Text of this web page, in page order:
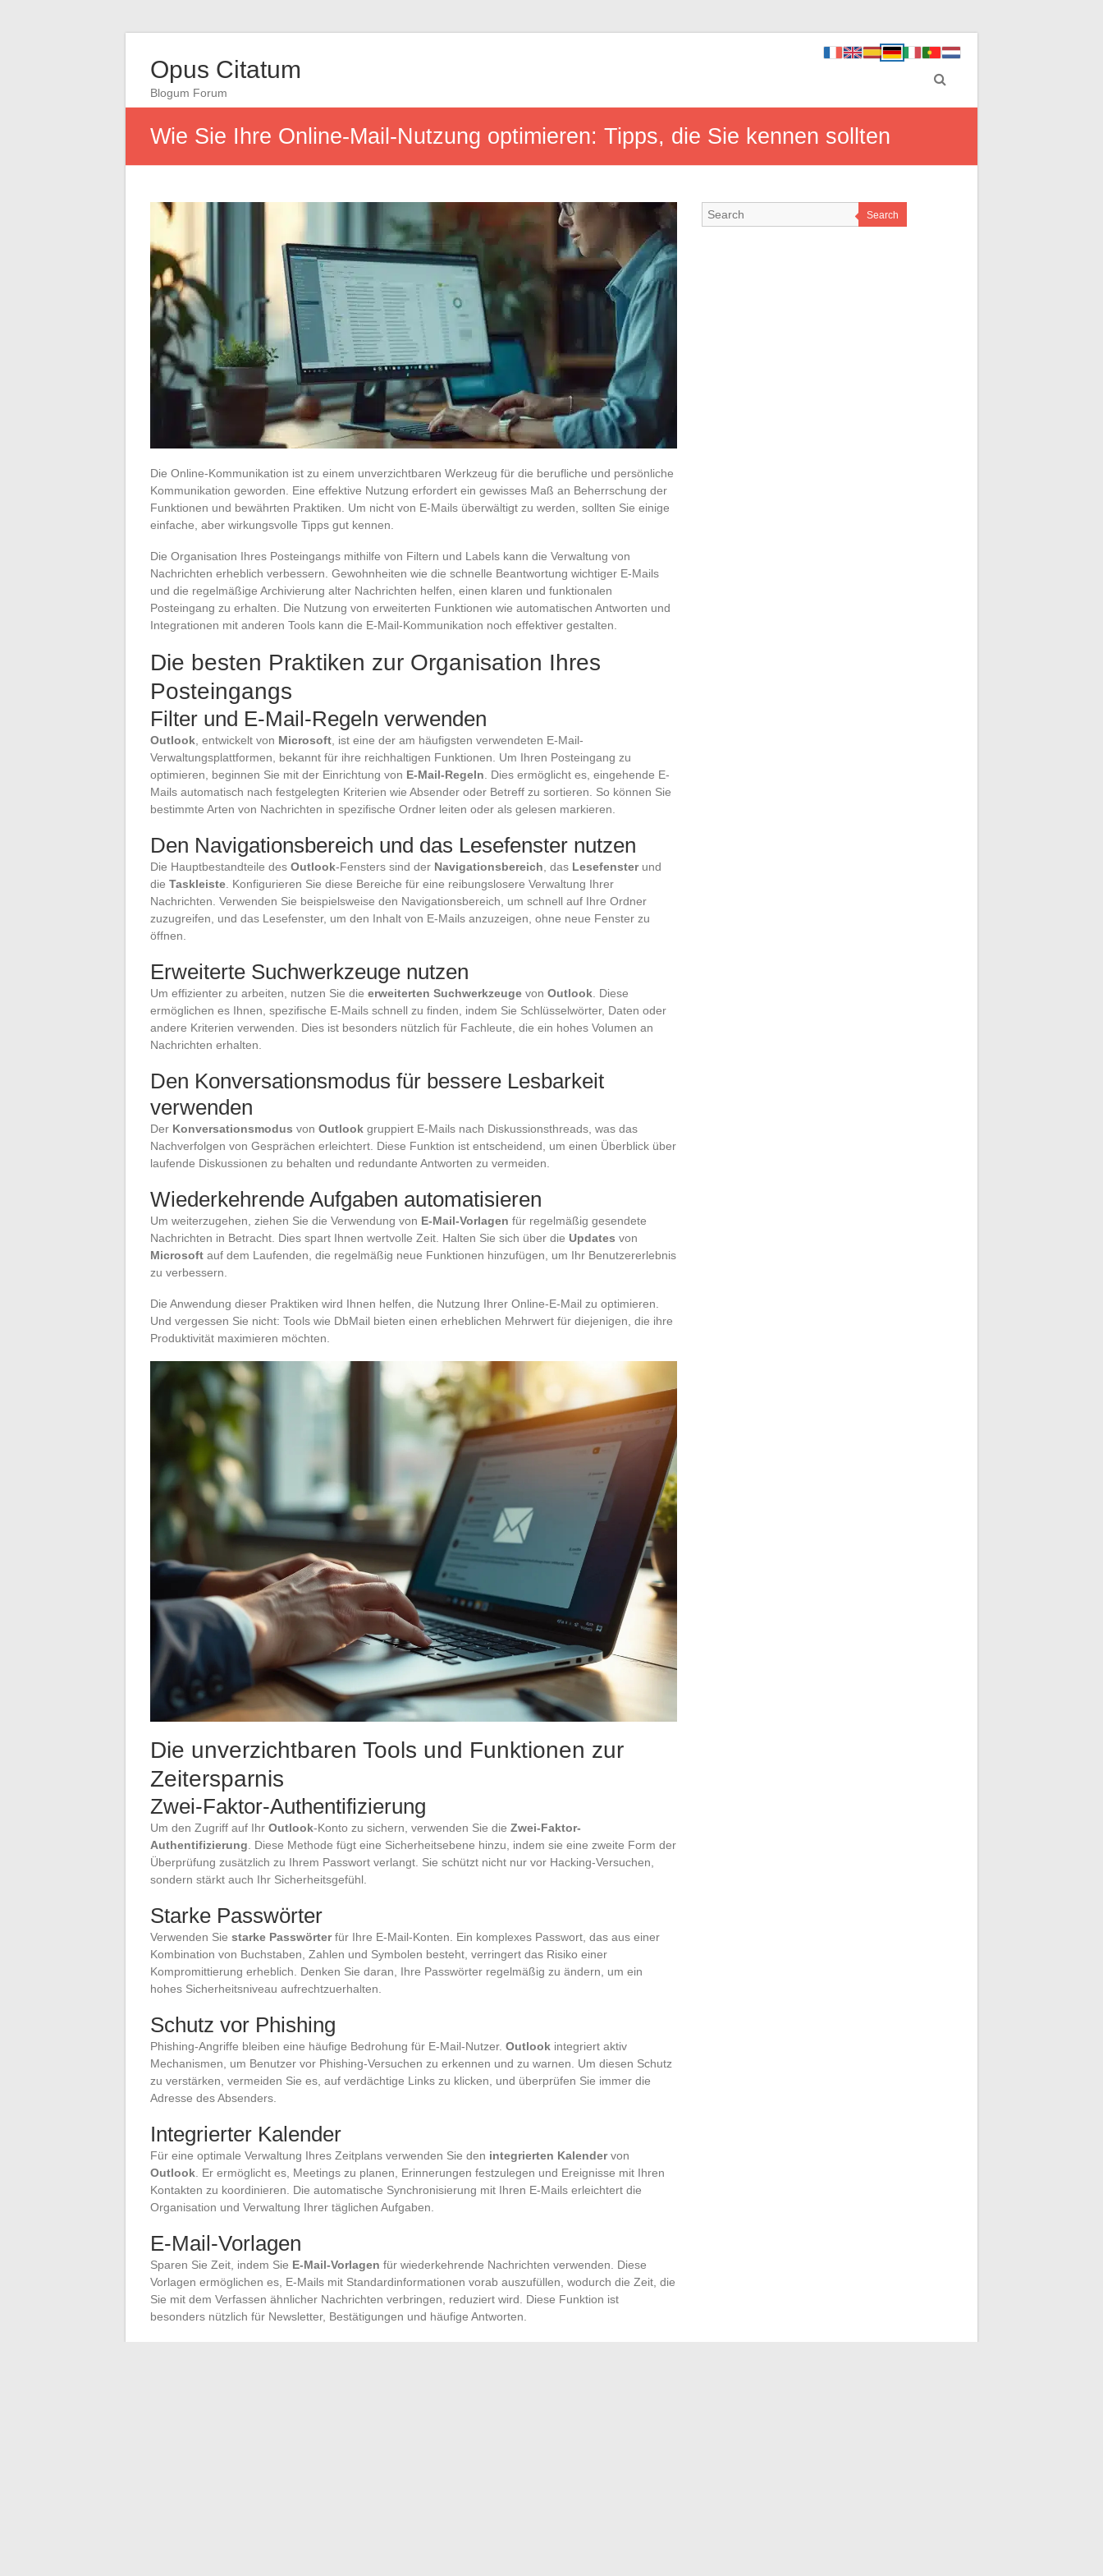
Opus Citatum
Blogum Forum
Wie Sie Ihre Online-Mail-Nutzung optimieren: Tipps, die Sie kennen sollten
Die Online-Kommunikation ist zu einem unverzichtbaren Werkzeug für die berufliche und persönliche
Kommunikation geworden. Eine effektive Nutzung erfordert ein gewisses Maß an Beherrschung der
Funktionen und bewährten Praktiken. Um nicht von E-Mails überwältigt zu werden, sollten Sie einige
einfache, aber wirkungsvolle Tipps gut kennen.
Die Organisation Ihres Posteingangs mithilfe von Filtern und Labels kann die Verwaltung von
Nachrichten erheblich verbessern. Gewohnheiten wie die schnelle Beantwortung wichtiger E-Mails
und die regelmäßige Archivierung alter Nachrichten helfen, einen klaren und funktionalen
Posteingang zu erhalten. Die Nutzung von erweiterten Funktionen wie automatischen Antworten und
Integrationen mit anderen Tools kann die E-Mail-Kommunikation noch effektiver gestalten.
Die besten Praktiken zur Organisation Ihres
Posteingangs
Filter und E-Mail-Regeln verwenden
Outlook , entwickelt von Microsoft , ist eine der am häufigsten verwendeten E-Mail-
Verwaltungsplattformen, bekannt für ihre reichhaltigen Funktionen. Um Ihren Posteingang zu
optimieren, beginnen Sie mit der Einrichtung von E-Mail-Regeln . Dies ermöglicht es, eingehende E-
Mails automatisch nach festgelegten Kriterien wie Absender oder Betreff zu sortieren. So können Sie
bestimmte Arten von Nachrichten in spezifische Ordner leiten oder als gelesen markieren.
Den Navigationsbereich und das Lesefenster nutzen
Die Hauptbestandteile des Outlook-Fensters sind der Navigationsbereich , das Lesefensterund
die Taskleiste . Konfigurieren Sie diese Bereiche für eine reibungslosere Verwaltung Ihrer
Nachrichten. Verwenden Sie beispielsweise den Navigationsbereich, um schnell auf Ihre Ordner
zuzugreifen, und das Lesefenster, um den Inhalt von E-Mails anzuzeigen, ohne neue Fenster zu
öffnen.
Erweiterte Suchwerkzeuge nutzen
Um effizienter zu arbeiten, nutzen Sie die erweiterten Suchwerkzeuge von Outlook . Diese
ermöglichen es Ihnen, spezifische E-Mails schnell zu finden, indem Sie Schlüsselwörter, Daten oder
andere Kriterien verwenden. Dies ist besonders nützlich für Fachleute, die ein hohes Volumen an
Nachrichten erhalten.
Den Konversationsmodus für bessere Lesbarkeit
verwenden
Der Konversationsmodus von Outlook gruppiert E-Mails nach Diskussionsthreads, was das
Nachverfolgen von Gesprächen erleichtert. Diese Funktion ist entscheidend, um einen Überblick über
laufende Diskussionen zu behalten und redundante Antworten zu vermeiden.
Wiederkehrende Aufgaben automatisieren
Um weiterzugehen, ziehen Sie die Verwendung von E-Mail-Vorlagen für regelmäßig gesendete
Nachrichten in Betracht. Dies spart Ihnen wertvolle Zeit. Halten Sie sich über die Updates von
Microsoft auf dem Laufenden, die regelmäßig neue Funktionen hinzufügen, um Ihr Benutzererlebnis
zu verbessern.
Die Anwendung dieser Praktiken wird Ihnen helfen, die Nutzung Ihrer Online-E-Mail zu optimieren.
Und vergessen Sie nicht: Tools wie DbMail bieten einen erheblichen Mehrwert für diejenigen, die ihre
Produktivität maximieren möchten.
Die unverzichtbaren Tools und Funktionen zur
Zeitersparnis
Zwei-Faktor-Authentifizierung
Um den Zugriff auf Ihr Outlook-Konto zu sichern, verwenden Sie die Zwei-Faktor-
Authentifizierung . Diese Methode fügt eine Sicherheitsebene hinzu, indem sie eine zweite Form der
Überprüfung zusätzlich zu Ihrem Passwort verlangt. Sie schützt nicht nur vor Hacking-Versuchen,
sondern stärkt auch Ihr Sicherheitsgefühl.
Starke Passwörter
Verwenden Sie starke Passwörterfür Ihre E-Mail-Konten. Ein komplexes Passwort, das aus einer
Kombination von Buchstaben, Zahlen und Symbolen besteht, verringert das Risiko einer
Kompromittierung erheblich. Denken Sie daran, Ihre Passwörter regelmäßig zu ändern, um ein
hohes Sicherheitsniveau aufrechtzuerhalten.
Schutz vor Phishing
Phishing-Angriffe bleiben eine häufige Bedrohung für E-Mail-Nutzer. Outlook integriert aktiv
Mechanismen, um Benutzer vor Phishing-Versuchen zu erkennen und zu warnen. Um diesen Schutz
zu verstärken, vermeiden Sie es, auf verdächtige Links zu klicken, und überprüfen Sie immer die
Adresse des Absenders.
Integrierter Kalender
Für eine optimale Verwaltung Ihres Zeitplans verwenden Sie den integrierten Kalendervon
Outlook . Er ermöglicht es, Meetings zu planen, Erinnerungen festzulegen und Ereignisse mit Ihren
Kontakten zu koordinieren. Die automatische Synchronisierung mit Ihren E-Mails erleichtert die
Organisation und Verwaltung Ihrer täglichen Aufgaben.
E-Mail-Vorlagen
Sparen Sie Zeit, indem Sie E-Mail-Vorlagen für wiederkehrende Nachrichten verwenden. Diese
Vorlagen ermöglichen es, E-Mails mit Standardinformationen vorab auszufüllen, wodurch die Zeit, die
Sie mit dem Verfassen ähnlicher Nachrichten verbringen, reduziert wird. Diese Funktion ist
besonders nützlich für Newsletter, Bestätigungen und häufige Antworten.
Search